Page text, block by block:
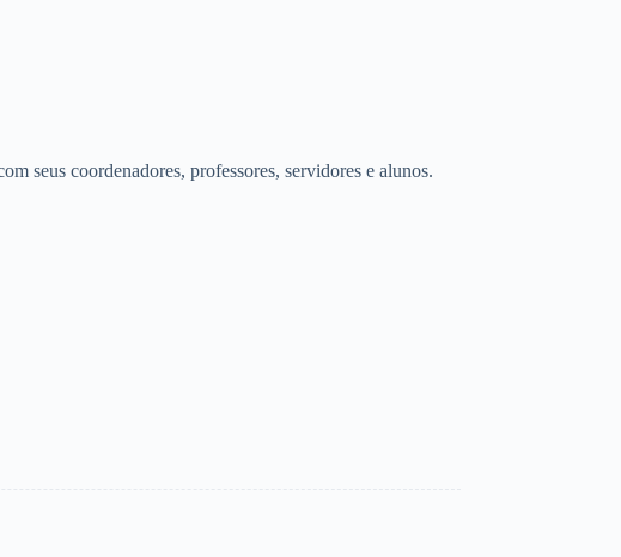
seus coordenadores, professores, servidores e alunos.